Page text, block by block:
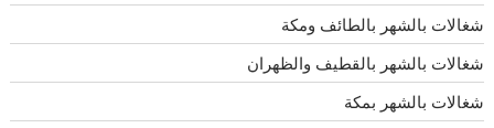
شغالات بالشهر بالطائف ومكة
شغالات بالشهر بالقطيف والظهران
شغالات بالشهر بمكة